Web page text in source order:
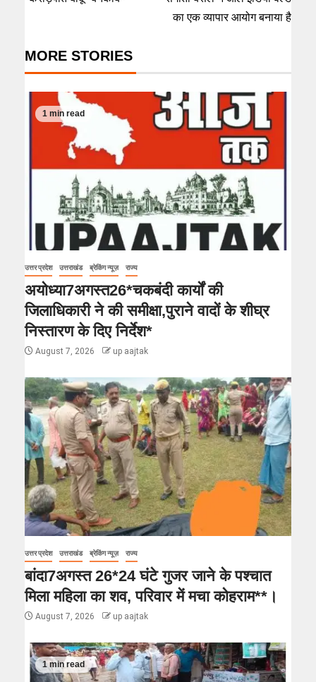
का एक व्यापार आयोग बनाया है
MORE STORIES
1 min read
उत्तर प्रदेश उत्तराखंड ब्रेकिंग न्यूज़ राज्य
अयोध्या7अगस्त26*चकबंदी कार्यों की
जिलाधिकारी ने की समीक्षा,पुराने वादों के शीघ्र
निस्तारण के दिए निर्देश*
August 7, 2026 up aajtak
उत्तर प्रदेश उत्तराखंड ब्रेकिंग न्यूज़ राज्य
बांदा7अगस्त 26*24 घंटे गुजर जाने के पश्चात
मिला महिला का शव, परिवार में मचा कोहराम**।
August 7, 2026 up aajtak
1 min read